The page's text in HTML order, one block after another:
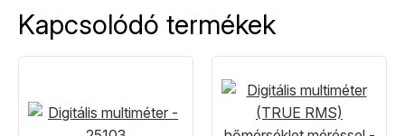
Kapcsolódó termékek